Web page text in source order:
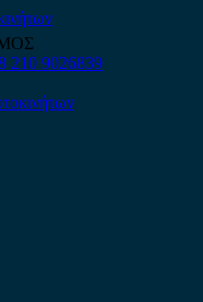
210 9026839